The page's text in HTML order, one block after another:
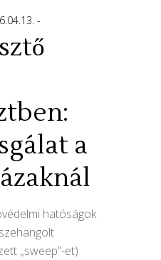
a
hatóságok
„sweep”-et)